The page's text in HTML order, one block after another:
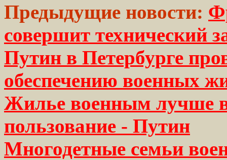
Предыдущие новости:
совершит технический
Путин в Петербурге
обеспечению военных
Жилье военным лучше
пользование - Путин
Многодетные семьи